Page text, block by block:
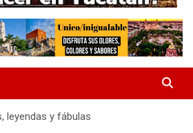
EN YUCATÁN
leyendas y fábulas